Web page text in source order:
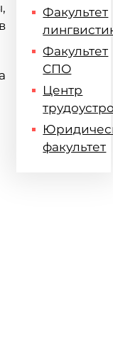
Факультет
Факультет
СПО
Центр
факультет